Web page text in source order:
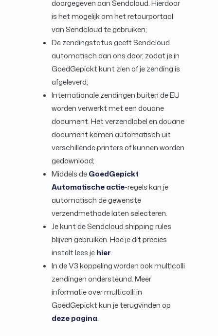
doorgegeven aan Sendcloud. Hierdoor
is het mogelijk om het retourportaal
van Sendcloud te gebruiken;
De zendingstatus geeft Sendcloud
automatisch aan ons door, zodat je in
GoedGepickt kunt zien of je zending is
afgeleverd;
Internationale zendingen buiten de EU
worden verwerkt met een douane
document. Het verzendlabel en douane
document komen automatisch uit
verschillende printers of kunnen worden
gedownload;
Middels deGoedGepickt
Automatische actie-regels kan je
automatisch de gewenste
verzendmethode laten selecteren.
Je kunt de Sendcloud shipping rules
blijven gebruiken. Hoe je dit precies
instelt lees jehier.
In de V3 koppeling worden ook multicolli
zendingen ondersteund. Meer
informatie over multicolli in
GoedGepickt kun je terugvinden op
deze pagina.